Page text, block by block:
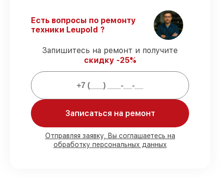
6HD 3-18x44 CDS-ZL2 без задержек.
Гарантийное сопровождение– все
ремонтные услуги и комплектующие
защищены официальной гарантией
Мы гарантируем:
работ закрываем в вашем
90%комплектующих Leupold имеются на
складе в Краснодаре, остальные
Есть вопросы по ремонту
техники Leupold ?
Запишитесь на ремонт и получите
скидку -25%
Записаться на ремонт
Отправляя заявку, Вы соглашаетесь на
обработку персональных данных